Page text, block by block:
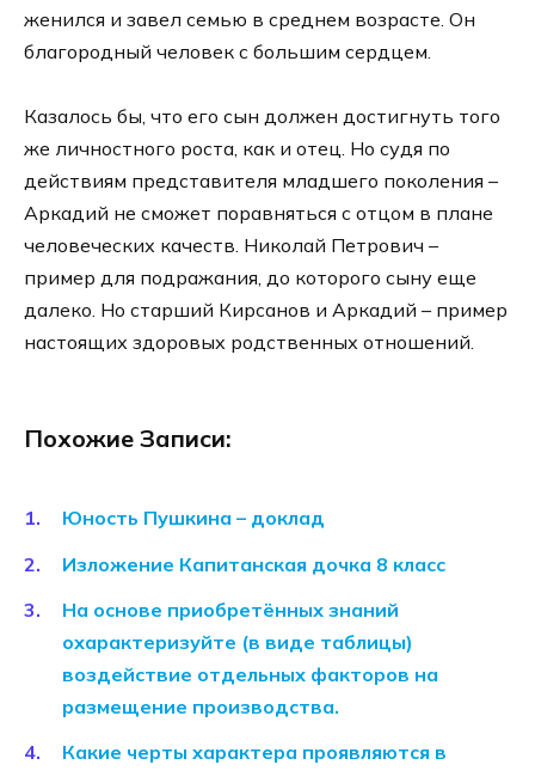
женился и завел семью в среднем возрасте. Он
благородный человек с большим сердцем.
Казалось бы, что его сын должен достигнуть того
же личностного роста, как и отец. Но судя по
действиям представителя младшего поколения –
Аркадий не сможет поравняться с отцом в плане
человеческих качеств. Николай Петрович –
пример для подражания, до которого сыну еще
далеко. Но старший Кирсанов и Аркадий – пример
настоящих здоровых родственных отношений.
Похожие Записи:
Юность Пушкина – доклад
Изложение Капитанская дочка 8 класс
На основе приобретённых знаний
охарактеризуйте (в виде таблицы)
воздействие отдельных факторов на
размещение производства.
Какие черты характера проявляются в